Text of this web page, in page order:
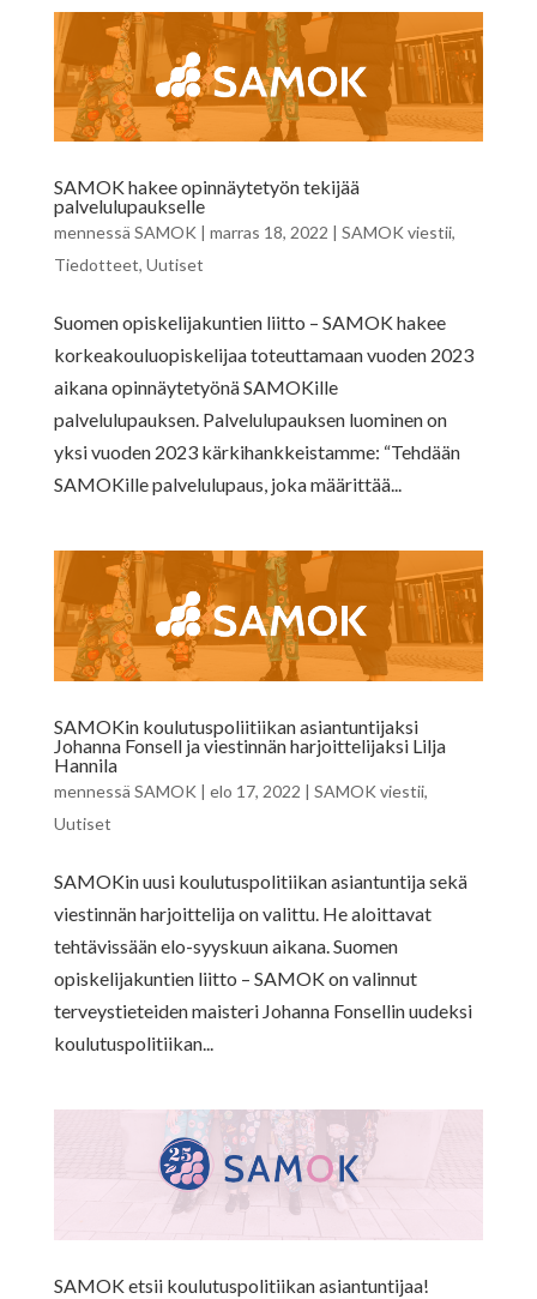
SAMOK hakee opinnäytetyön tekijää
palvelulupaukselle
mennessä SAMOK | marras 18, 2022 | SAMOK viestii,
Tiedotteet, Uutiset
Suomen opiskelijakuntien liitto – SAMOK hakee
korkeakouluopiskelijaa toteuttamaan vuoden 2023
aikana opinnäytetyönä SAMOKille
palvelulupauksen. Palvelulupauksen luominen on
yksi vuoden 2023 kärkihankkeistamme: “Tehdään
SAMOKille palvelulupaus, joka määrittää...
SAMOKin koulutuspoliitiikan asiantuntijaksi
Johanna Fonsell ja viestinnän harjoittelijaksi Lilja
Hannila
mennessä SAMOK | elo 17, 2022 | SAMOK viestii,
Uutiset
SAMOKin uusi koulutuspolitiikan asiantuntija sekä
viestinnän harjoittelija on valittu. He aloittavat
tehtävissään elo-syyskuun aikana. Suomen
opiskelijakuntien liitto – SAMOK on valinnut
terveystieteiden maisteri Johanna Fonsellin uudeksi
koulutuspolitiikan...
SAMOK etsii koulutuspolitiikan asiantuntijaa!